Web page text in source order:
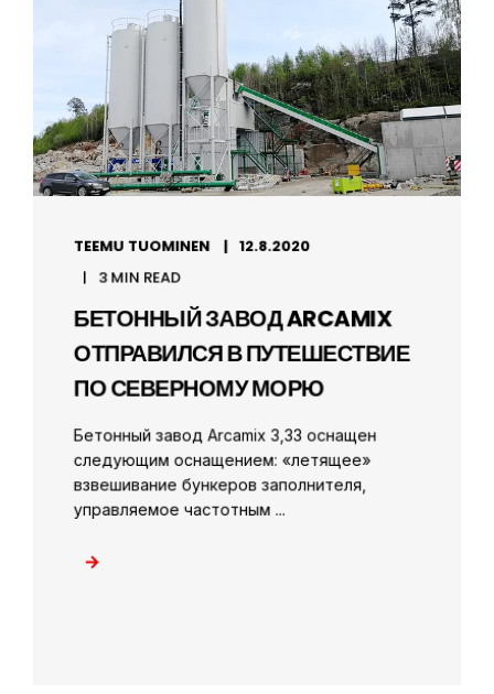
TEEMU TUOMINEN 12.8.2020
3 MIN READ
БЕТОННЫЙ ЗАВОД ARCAMIX
ОТПРАВИЛСЯ В ПУТЕШЕСТВИЕ
ПО СЕВЕРНОМУ МОРЮ
Бетонный завод Arcamix 3,33 оснащен
следующим оснащением: «летящее»
взвешивание бункеров заполнителя,
управляемое частотным ...